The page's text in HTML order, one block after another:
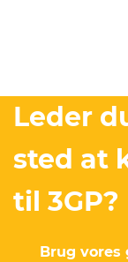
Leder
sted at
til 3GP?
Brug